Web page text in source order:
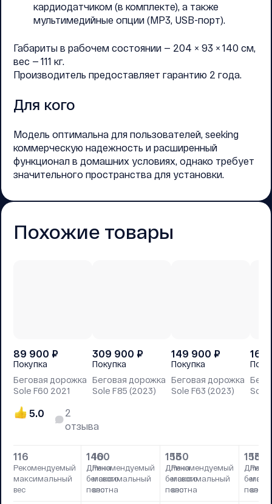
кардиодатчиком (в комплекте), а также
мультимедийные опции (MP3, USB-порт).
Габариты в рабочем состоянии — 204 × 93 × 140 см,
вес — 111 кг.
Производитель предоставляет гарантию 2 года.
Для кого
Модель оптимальна для пользователей, seeking
коммерческую надежность и расширенный
функционал в домашних условиях, однако требует
значительного пространства для установки.
Похожие товары
89 900 ₽
Покупка
Беговая дорожка
Sole F60 2021
5.0
2
отзыва
116
Рекомендуемый
максимальный
вес
140
Длина
бегового
полотна
309 900 ₽
Покупка
Беговая дорожка
Sole F85 (2023)
160
Рекомендуемый
максимальный
вес
153
Длина
бегового
полотна
149 900 ₽
Покупка
Беговая дорожка
Sole F63 (2023)
160
Рекомендуемый
максимальный
вес
153
Длина
169
Sole
160
вес